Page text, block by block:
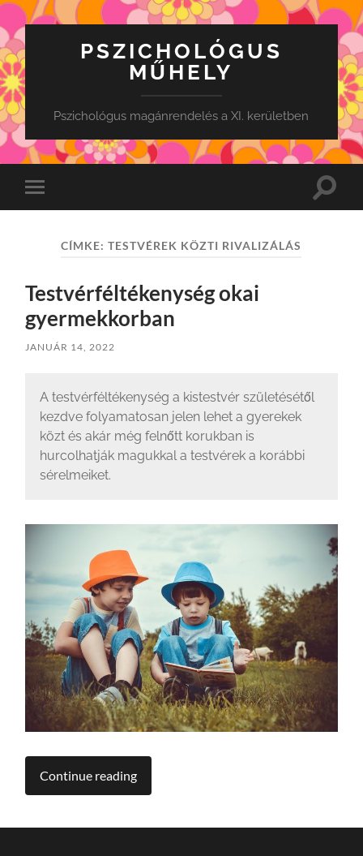
PSZICHOLÓGUS
MŰHELY
Pszichológus magánrendelés a XI. kerületben
Toggle
mobile
Toggle
CÍMKE:TESTVÉREK KÖZTI RIVALIZÁLÁS
Testvérféltékenység okai
gyermekkorban
JANUÁR 14, 2022
A testvérféltékenység a kistestvér születésétől
kezdve folyamatosan jelen lehet a gyerekek
közt és akár még felnőtt korukban is
hurcolhatják magukkal a testvérek a korábbi
sérelmeiket.
Continue reading